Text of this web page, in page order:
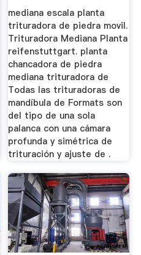
mediana escala planta
trituradora de piedra movil.
Trituradora Mediana Planta
reifenstuttgart. planta
chancadora de piedra
mediana trituradora de
Todas las trituradoras de
mandíbula de Formats son
del tipo de una sola
palanca con una cámara
profunda y simétrica de
trituración y ajuste de .